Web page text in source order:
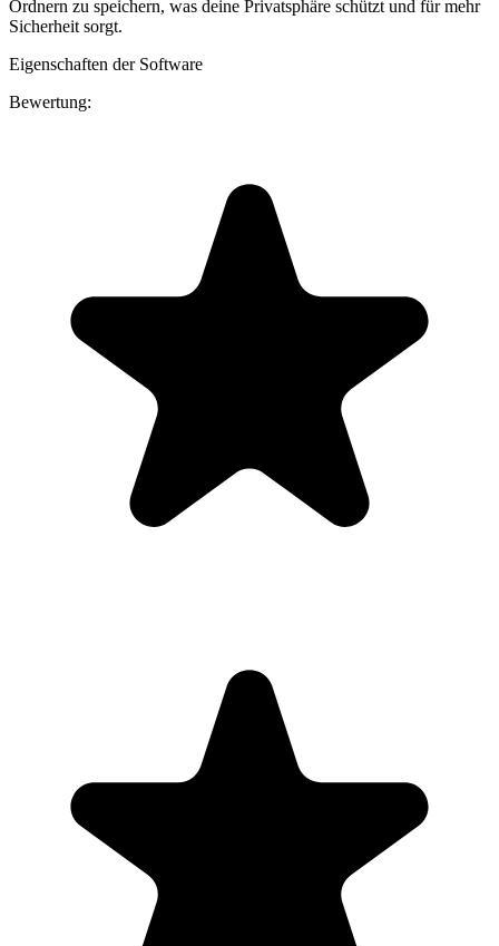
Ordnern zu speichern, was deine Privatsphäre schützt und für mehr
Sicherheit sorgt.
Eigenschaften der Software
Bewertung: